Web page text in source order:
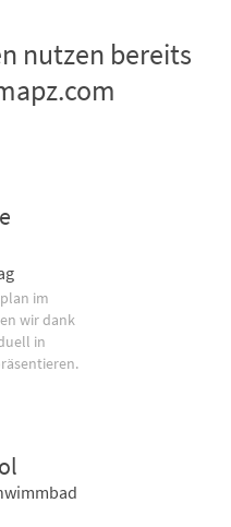
nutzen bereits
im
wir dank
in